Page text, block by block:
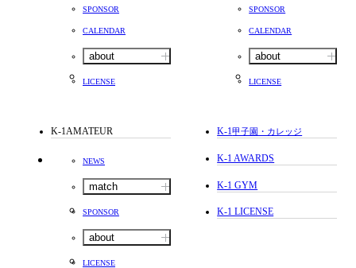
SPONSOR
CALENDAR
about
LICENSE
SPONSOR
CALENDAR
about
LICENSE
K-1AMATEUR
NEWS
match
SPONSOR
about
LICENSE
K-1甲子園・カレッジ
K-1 AWARDS
K-1 GYM
K-1 LICENSE